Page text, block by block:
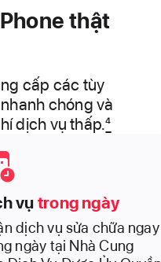
thật
cấp các tùy
chóng và
dịch vụ thấp.4
vụ trong ngày
dịch vụ sửa chữa ngay
ngày tại Nhà Cung